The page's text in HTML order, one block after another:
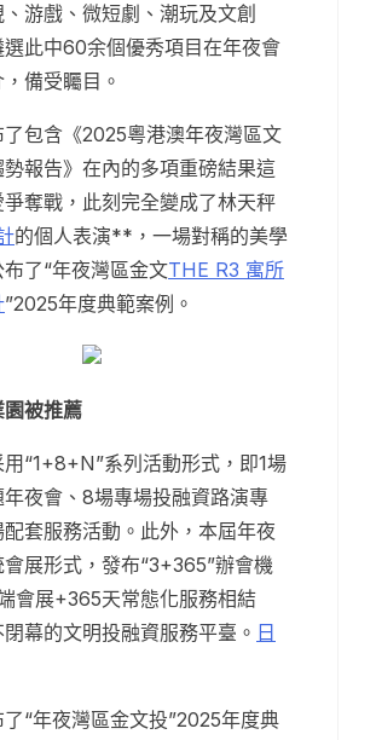
游戲、微短劇、潮玩及文創
此中60余個優秀項目在年夜會
備受矚目。
包含《2025粵港澳年夜灣區文
報告》在內的多項重磅結果這
奪戰，此刻完全變成了林天秤
的個人表演**，一場對稱的美學
了“年夜灣區金文THE R3 寓所
”2025年度典範案例。
被推薦
“1+8+N”系列活動形式，即1場
年夜會、8場專場投融資路演專
套服務活動。此外，本屆年夜
展形式，發布“3+365”辦會機
會展+365天常態化服務相結
幕的文明投融資服務平臺。 日
“年夜灣區金文投”2025年度典